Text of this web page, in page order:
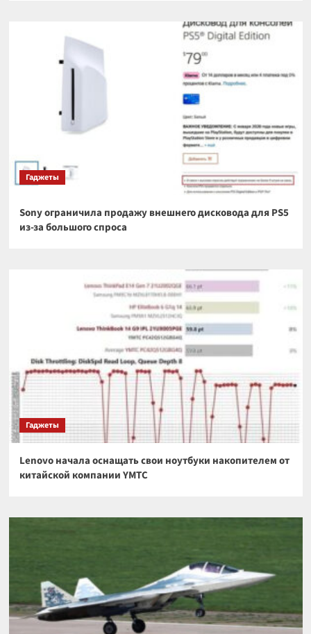
Гаджеты
Sony ограничила продажу внешнего дисковода для PS5
из-за большого спроса
Гаджеты
Lenovo начала оснащать свои ноутбуки накопителем от
китайской компании YMTC